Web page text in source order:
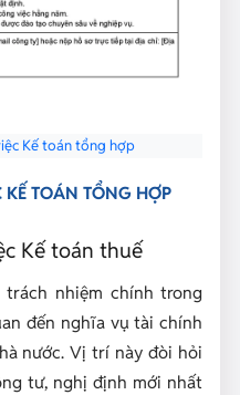
Kế toán tổng hợp
TOÁN TỔNG HỢP
Kế toán thuế
nhiệm chính trong
đến nghĩa vụ tài chính
nước. Vị trí này đòi hỏi
tư, nghị định mới nhất